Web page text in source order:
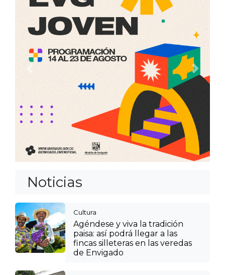
Noticias
Cultura
Agéndese y viva la tradición
paisa: así podrá llegar a las
fincas silleteras en las veredas
de Envigado